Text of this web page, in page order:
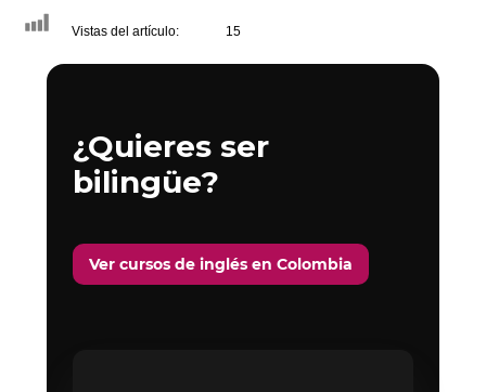
Vistas del artículo: 15
¿Quieres ser
bilingüe?
Ver cursos de inglés en Colombia